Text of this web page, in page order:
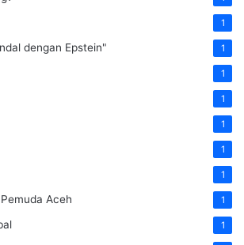
1
dengan Epstein" 1
1
1
1
1
1
Aceh 1
1